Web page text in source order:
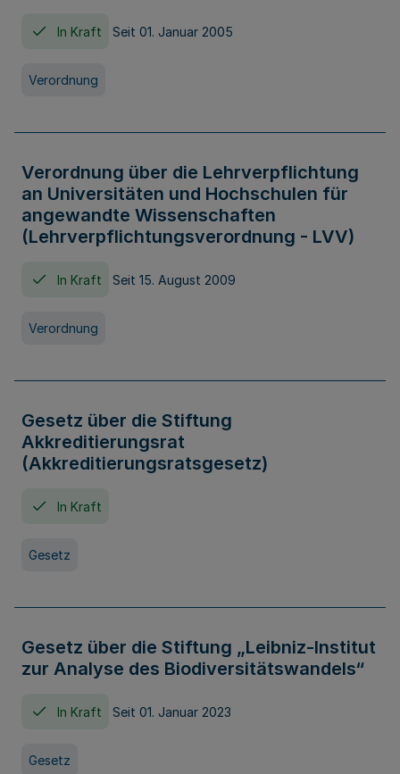
In Kraft Seit 01. Januar 2005
Verordnung
Verordnung über die Lehrverpflichtung
an Universitäten und Hochschulen für
angewandte Wissenschaften
(Lehrverpflichtungsverordnung - LVV)
In Kraft Seit 15. August 2009
Verordnung
Gesetz über die Stiftung
Akkreditierungsrat
(Akkreditierungsratsgesetz)
In Kraft
Gesetz
Gesetz über die Stiftung „Leibniz-Institut
zur Analyse des Biodiversitätswandels“
In Kraft Seit 01. Januar 2023
Gesetz